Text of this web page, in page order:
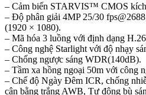
– Cảm biến STARVIS™ CMOS
– Độ phân giải 4MP 25/30
(1920 × 1080).
– Mã hóa 3 luồng với định dạng
– Công nghệ Starlight với độ nhạy
– Chống ngược sáng WDR(140dB).
– Tầm xa hồng ngoại 50m với công
– Chế độ Ngày Đêm ICR, chống
cân bằng trắng AWB, Tự động bù